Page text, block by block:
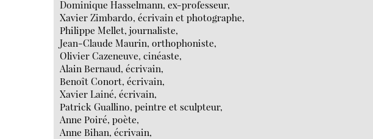
Dominique Hasselmann, ex-professeur,
Xavier Zimbardo, écrivain et photographe,
Philippe Mellet, journaliste,
Jean-Claude Maurin, orthophoniste,
Olivier Cazeneuve, cinéaste,
Alain Bernaud, écrivain,
Benoît Conort, écrivain,
Xavier Lainé, écrivain,
Patrick Guallino, peintre et sculpteur,
Anne Poiré, poète,
Anne Bihan, écrivain,